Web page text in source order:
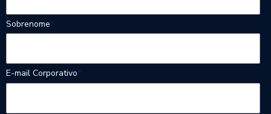
Sobrenome*
E-mail Corporativo*